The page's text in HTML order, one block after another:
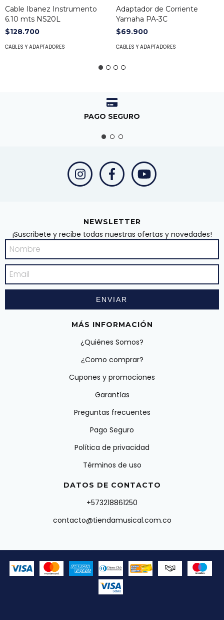
Cable Ibanez Instrumento
6.10 mts NS20L
$128.700
CABLES Y ADAPTADORES
Adaptador de Corriente
Yamaha PA-3C
$69.900
CABLES Y ADAPTADORES
PAGO SEGURO
NEWSLETTER
¡Suscribete y recibe todas nuestras ofertas y novedades!
MÁS INFORMACIÓN
¿Quiénes Somos?
¿Como comprar?
Cupones y promociones
Garantías
Preguntas frecuentes
Pago Seguro
Política de privacidad
Términos de uso
DATOS DE CONTACTO
+573218861250
contacto@tiendamusical.com.co